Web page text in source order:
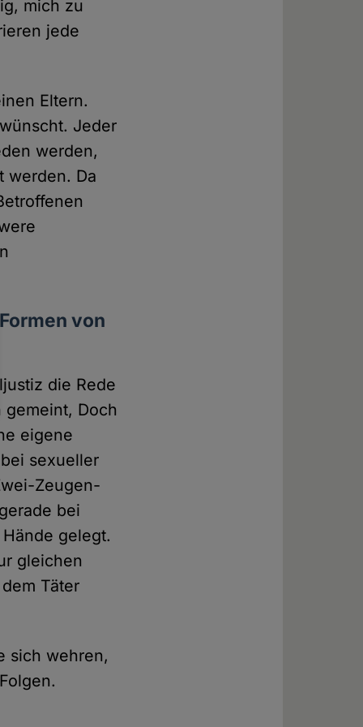
mich zu
jede
Eltern.
Jeder
werden,
werden. Da
von
die Rede
Doch
eigene
sexueller
Zeugen-
bei
gelegt.
gleichen
Täter
sich wehren,